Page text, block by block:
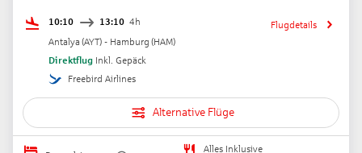
10:10 13:10 4h
Antalya (AYT) - Hamburg (HAM)
Direktflug Inkl. Gepäck
Freebird Airlines
Flugdetails
Alternative Flüge
Alles Inklusive